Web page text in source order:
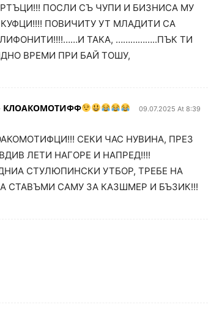
ПОСЛИ СЪ ЧУПИ И БИЗНИСА МУ
ПОВИЧИТУ УТ МЛАДИТИ СА
ТАКА, ……………..ПЪК ТИ
ВРЕМИ ПРИ БАЙ ТОШУ,
КЛОАКОМОТИФФ 09.07.2025 At 8:39
СЕКИ ЧАС НУВИНА, ПРЕЗ
ЛЕТИ НАГОРЕ И НАПРЕД!!!!
СТУЛЮПИНСКИ УТБОР, ТРЕБЕ НА
СТАВЪМИ САМУ ЗА КАЗШМЕР И БЪЗИК!!!